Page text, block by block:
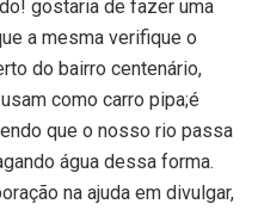
gostaria de fazer uma
a mesma verifique o
do bairro centenário,
como carro pipa;é
que o nosso rio passa
água dessa forma.
na ajuda em divulgar,